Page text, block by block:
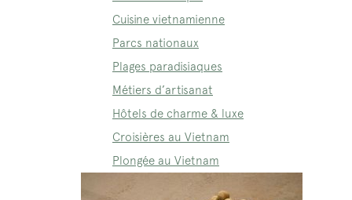
Cuisine vietnamienne
Parcs nationaux
Plages paradisiaques
Métiers d’artisanat
Hôtels de charme & luxe
Croisières au Vietnam
Plongée au Vietnam